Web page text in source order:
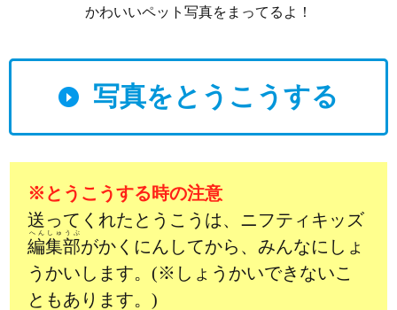
かわいいペット写真をまってるよ！
写真をとうこうする
※とうこうする時の注意
送ってくれたとうこうは、ニフティキッズ
編集部
へんしゅうぶ
がかくにんしてから、みんなにしょ
うかいします。(※しょうかいできないこ
ともあります。)